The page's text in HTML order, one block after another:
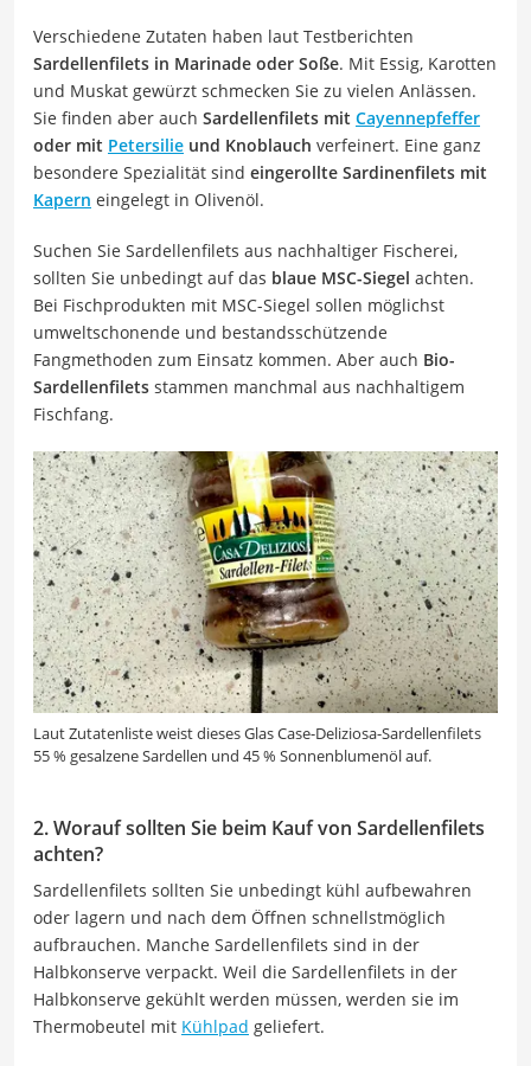
Verschiedene Zutaten haben laut Testberichten
Sardellenfilets in Marinade oder Soße. Mit Essig, Karotten
und Muskat gewürzt schmecken Sie zu vielen Anlässen.
Sie finden aber auch Sardellenfilets mit Cayennepfeffer
oder mit Petersilie und Knoblauch verfeinert. Eine ganz
besondere Spezialität sind eingerollte Sardinenfilets mit
Kapern eingelegt in Olivenöl.
Suchen Sie Sardellenfilets aus nachhaltiger Fischerei,
sollten Sie unbedingt auf das blaue MSC-Siegel achten.
Bei Fischprodukten mit MSC-Siegel sollen möglichst
umweltschonende und bestandsschützende
Fangmethoden zum Einsatz kommen. Aber auch Bio-
Sardellenfilets stammen manchmal aus nachhaltigem
Fischfang.
Laut Zutatenliste weist dieses Glas Case-Deliziosa-Sardellenfilets
55 % gesalzene Sardellen und 45 % Sonnenblumenöl auf.
2. Worauf sollten Sie beim Kauf von Sardellenfilets
achten?
Sardellenfilets sollten Sie unbedingt kühl aufbewahren
oder lagern und nach dem Öffnen schnellstmöglich
aufbrauchen. Manche Sardellenfilets sind in der
Halbkonserve verpackt. Weil die Sardellenfilets in der
Halbkonserve gekühlt werden müssen, werden sie im
Thermobeutel mit Kühlpad geliefert.